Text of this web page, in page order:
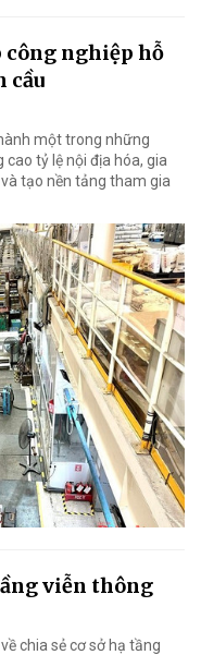
công nghiệp hỗ
cầu
một trong những
tỷ lệ nội địa hóa, gia
tạo nền tảng tham gia
viễn thông
chia sẻ cơ sở hạ tầng